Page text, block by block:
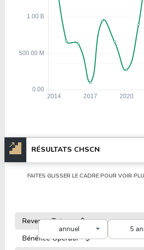
RÉSULTATS CHSCN
annuel 5
FAITES GLISSER LE CADRE POUR VOIR
Revenus Totaux - $
Bénéfice Opératif - $